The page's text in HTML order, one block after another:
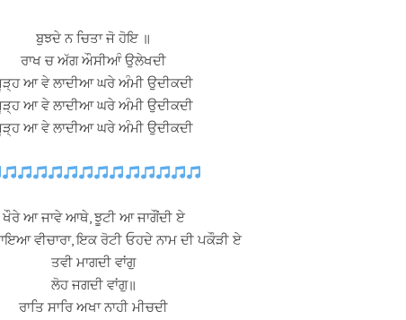
ਬੁਝਦੇ ਨ ਚਿਤਾ ਜੋ ਹੋਇ ॥
ਰਾਖ ਚ ਅੱਗ ਔਸੀਆੰ ਉਲੇਖਦੀ
ਆ ਵੇ ਲਾਦੀਆ ਘਰੇ ਅੰਮੀ ਉਦੀਕਦੀ
ਆ ਵੇ ਲਾਦੀਆ ਘਰੇ ਅੰਮੀ ਉਦੀਕਦੀ
ਆ ਵੇ ਲਾਦੀਆ ਘਰੇ ਅੰਮੀ ਉਦੀਕਦੀ
ਖੌਰੇ ਆ ਜਾਵੇ ਆਥੇ, ਝੂਟੀ ਆ ਜਾਗੌਂਦੀ ਏ
ਵੀਚਾਰਾ, ਇਕ ਰੋਟੀ ਓਹਦੇ ਨਾਮ ਦੀ ਪਕੌੜੀ ਏ
ਤਵੀ ਮਾਗਦੀ ਵਾਂਗੁ
ਲੋਹ ਜਗਦੀ ਵਾਂਗੁ॥
ਰਾਤਿ ਸਾਰਿ ਅਖਾ ਨਾਹੀ ਮੀਚਦੀ